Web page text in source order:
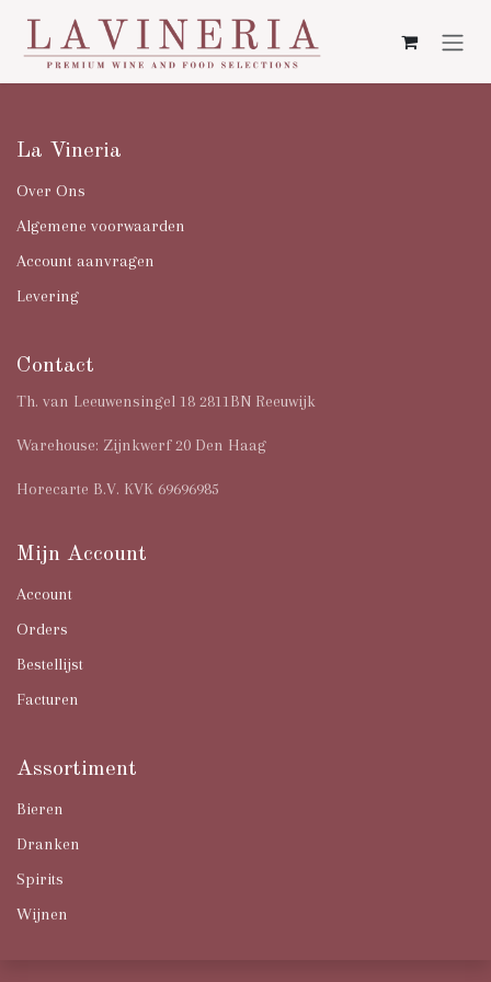
La Vineria
Over Ons
Algemene voorwaarden
Account aanvragen
Levering
Contact
Th. van Leeuwensingel 18 2811BN Reeuwijk
Warehouse: Zijnkwerf 20 Den Haag
Horecarte B.V. KVK 69696985
Mijn Account
Account
Orders
Bestellijst
Facturen
Assortiment
Bieren
Dranken
Spirits
Wijnen